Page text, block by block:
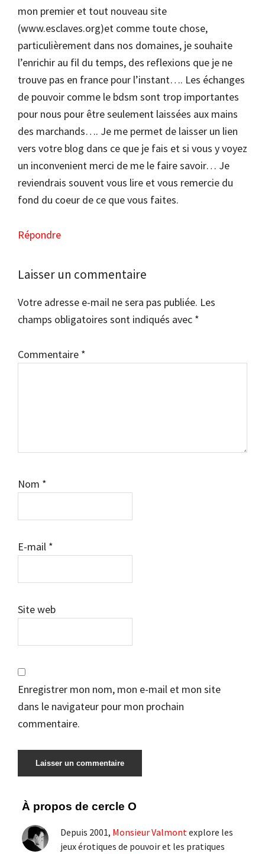
mon premier et tout nouveau site
(www.esclaves.org)et comme toute chose,
particulièrement dans nos domaines, je souhaite
l’enrichir au fil du temps, des reflexions que je ne
trouve pas en france pour l’instant…. Les échanges
de pouvoir comme le bdsm sont trop importantes
pour nous pour être seulement laissées aux mains
des marchands…. Je me permet de laisser un lien
vers votre blog dans ce que je fais et si vous y voyez
un inconvenient merci de me le faire savoir… Je
reviendrais souvent vous lire et vous remercie du
fond du coeur de ce que vous faites.
Répondre
Laisser un commentaire
Votre adresse e-mail ne sera pas publiée. Les
champs obligatoires sont indiqués avec *
Commentaire *
Nom *
E-mail *
Site web
Enregistrer mon nom, mon e-mail et mon site
dans le navigateur pour mon prochain
commentaire.
Barre
latérale
principale
À propos de cercle O
Depuis 2001, Monsieur Valmontexplore les
jeux érotiques de pouvoir et les pratiques